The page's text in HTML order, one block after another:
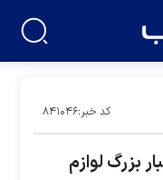
کد خبر:۸۴۱۰۴۶
بزرگ لوازم